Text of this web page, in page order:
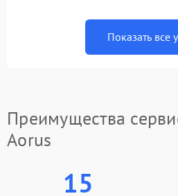
Показать все
Преимущества
Aorus
15